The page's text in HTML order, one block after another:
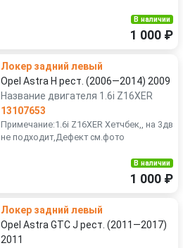
В наличии
1 000 ₽
Локер задний левый
Opel Astra H рест. (2006—2014) 2009
Название двигателя 1.6i Z16XER
13107653
Примечание:1.6i Z16XER Хетчбек,, на 3дв
не подходит,Дефект см.фото
В наличии
1 000 ₽
Локер задний левый
Opel Astra GTC J рест. (2011—2017)
2011